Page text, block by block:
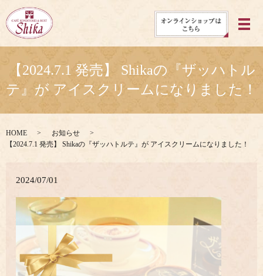
メ
【2024.7.1 発売】 Shikaの『ザッハトル
テ』が アイスクリームになりました！
HOME
お知らせ
【2024.7.1 発売】 Shikaの『ザッハトルテ』が アイスクリームになりました！
2024/07/01